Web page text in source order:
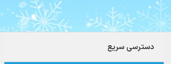
دسترسی سریع